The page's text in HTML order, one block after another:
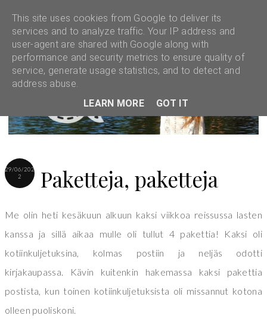
29/06/202
2
Paketteja, paketteja
Me olin heti kesäkuun alkuun kaksi viikkoa reissussa lasten
kanssa ja sillä aikaa mulle oli tullut 4 pakettia! Kaksi oli
kotiinkuljetuksina, kolmas postiin ja neljäs odotti
kirjakaupassa. Kävin kuitenkin hakemassa kaksi pakettia
postista, kun toinen kotiinkuljetuksista oli missannut kotona
olleen puoliskoni.
This site uses cookies from Google to deliver its
services and to analyze traffic. Your IP address and
user-agent are shared with Google along with
performance and security metrics to ensure quality of
service, generate usage statistics, and to detect and
address abuse.
LEARN MORE
GOT IT